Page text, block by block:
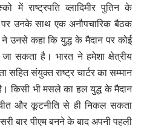
में राष्ट्रपति व्लादिमीर पुतिन के
उनके साथ एक अनौपचारिक बैठक
ने उनसे कहा कि युद्ध के मैदान पर कोई
जा सकता है। भारत ने हमेशा क्षेत्रीय
संयुक्त राष्ट्र चार्टर का सम्मान
किसी भी मसले का हल युद्ध के मैदान
और कूटनीति से ही निकल सकता
बार पीएम बनने के बाद अपनी पहली